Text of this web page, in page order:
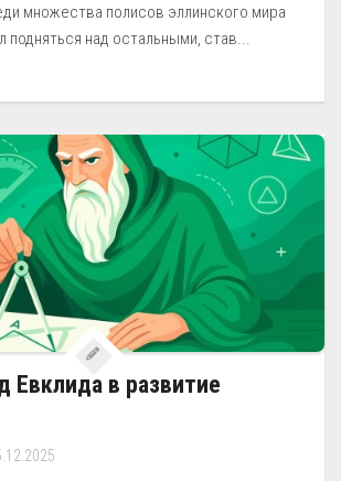
множества полисов эллинского мира
подняться над остальными, став...
Евклида в развитие